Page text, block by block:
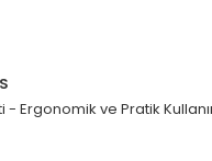
Ergonomik ve Pratik